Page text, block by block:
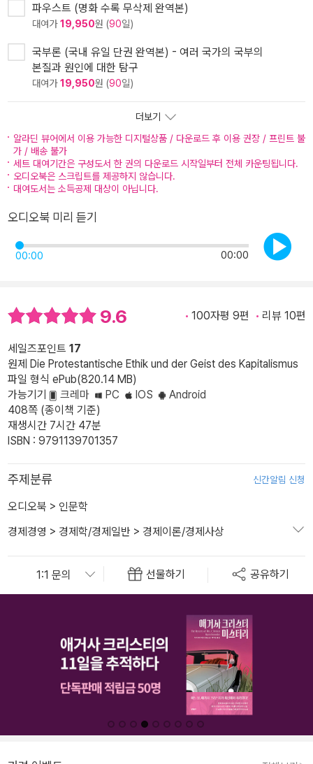
파우스트 (명화 수록 무삭제 완역본)
대여가19,950원 (90일)
국부론 (국내 유일 단권 완역본) - 여러 국가의 국부의
본질과 원인에 대한 탐구
대여가19,950원 (90일)
더보기
알라딘 뷰어에서 이용 가능한 디지털상품 / 다운로드 후 이용 권장 / 프린트 불
가 / 배송 불가
세트 대여기간은 구성도서 한 권의 다운로드 시작일부터 전체 카운팅됩니다.
오디오북은 스크립트를 제공하지 않습니다.
대여도서는 소득공제 대상이 아닙니다.
오디오북 미리 듣기
00:00 00:00
9.6 100자평 9편 리뷰 10편
세일즈포인트 17
원제 Die Protestantische Ethik und der Geist des Kapitalismus
파일 형식 ePub(820.14 MB)
가능기기
크레마 PC IOS
Android
408쪽 (종이책 기준)
재생시간 7시간 47분
ISBN : 9791139701357
주제분류 신간알림 신청
오디오북 > 인문학
경제경영 > 경제학/경제일반 > 경제이론/경제사상
선물하기 공유하기